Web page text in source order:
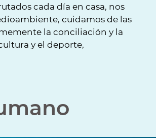
cada día en casa, nos
cuidamos de las
la conciliación y la
y el deporte,